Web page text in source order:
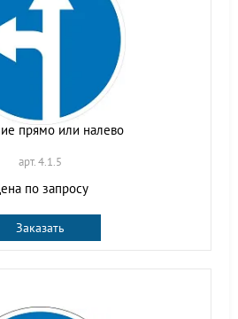
прямо или налево
арт. 4.1.5
по запросу
Заказать